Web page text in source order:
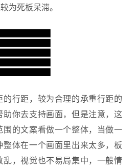
为死板呆滞。
行距，较为合理的承重行距的
你去支持画面，但是注意，这
的文案看做一个整体，当做一
体在一个画面里出来太多，板
，视觉也不易局集中，一般情